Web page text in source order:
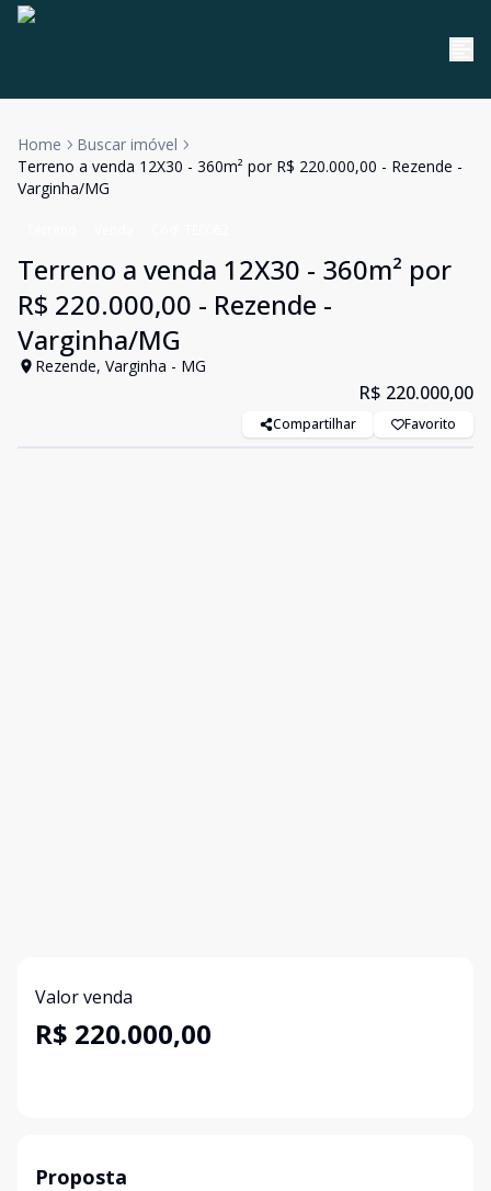
Home
Buscar imóvel
Terreno a venda 12X30 - 360m² por R$ 220.000,00 - Rezende -
Varginha/MG
Terreno a venda 12X30 - 360m² por
R$ 220.000,00 - Rezende -
Varginha/MG
Rezende, Varginha - MG
R$ 220.000,00
Compartilhar Favorito
Valor venda
R$ 220.000,00
Proposta